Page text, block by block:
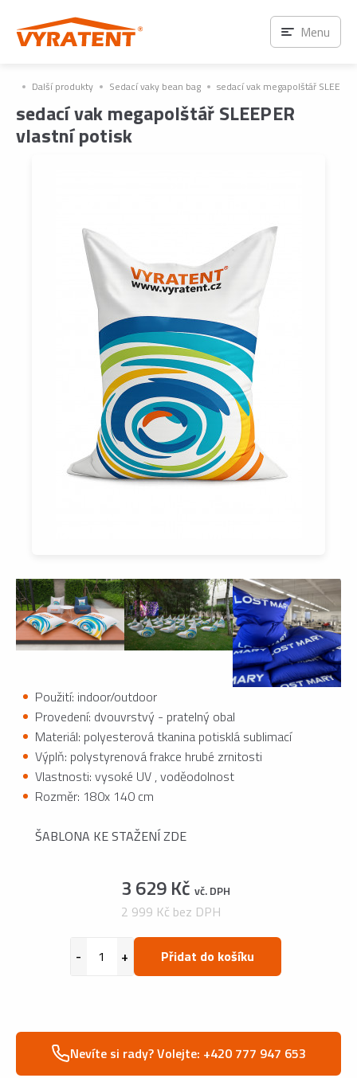
Další produkty Sedací vaky bean bag sedací vak megapolštář
sedací vak megapolštář SLEEPER
vlastní potisk
Použití: indoor/outdoor
Provedení: dvouvrstvý - pratelný obal
Materiál: polyesterová tkanina potisklá sublimací
Výplň: polystyrenová frakce hrubé zrnitosti
Vlastnosti: vysoké UV , voděodolnost
Rozměr: 180x 140 cm
ŠABLONA KE STAŽENÍ ZDE
3 629 Kč vč. DPH
2 999 Kč bez DPH
Přidat do košíku
Nevíte si rady? Volejte: +420 777 947 653
Menu